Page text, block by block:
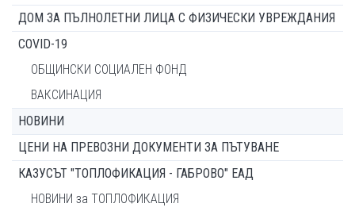
ДОМ ЗА ПЪЛНОЛЕТНИ ЛИЦА С ФИЗИЧЕСКИ УВРЕЖДАНИЯ
COVID-19
ОБЩИНСКИ СОЦИАЛЕН ФОНД
ВАКСИНАЦИЯ
НОВИНИ
ЦЕНИ НА ПРЕВОЗНИ ДОКУМЕНТИ ЗА ПЪТУВАНЕ
КАЗУСЪТ "ТОПЛОФИКАЦИЯ - ГАБРОВО" ЕАД
НОВИНИ за ТОПЛОФИКАЦИЯ